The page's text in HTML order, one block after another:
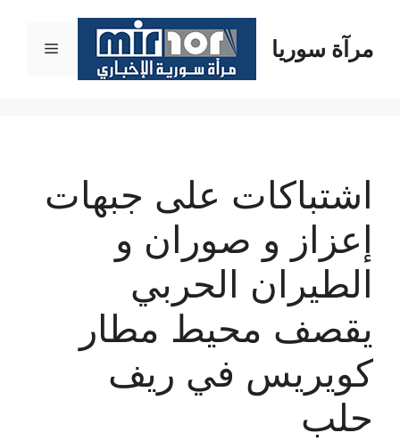
المحتوىمرآة سوريا القائمة
اشتباكات على جبهات
إعزاز و صوران و
الطيران الحربي
يقصف محيط مطار
كويريس في ريف
حلب